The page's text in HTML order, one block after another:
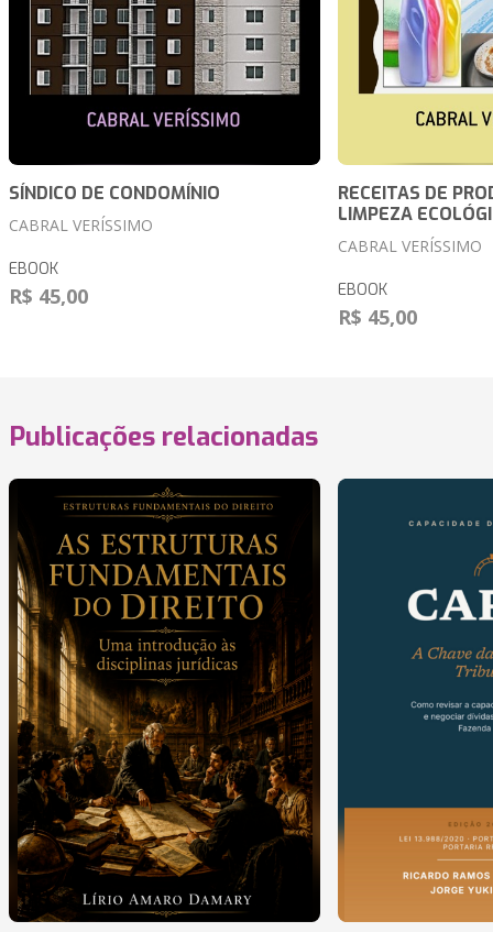
SÍNDICO DE CONDOMÍNIO
CABRAL VERÍSSIMO
EBOOK
R$ 45,00
RECEITAS DE
LIMPEZA
CABRAL VERÍSSIMO
EBOOK
R$ 45,00
Publicações relacionadas